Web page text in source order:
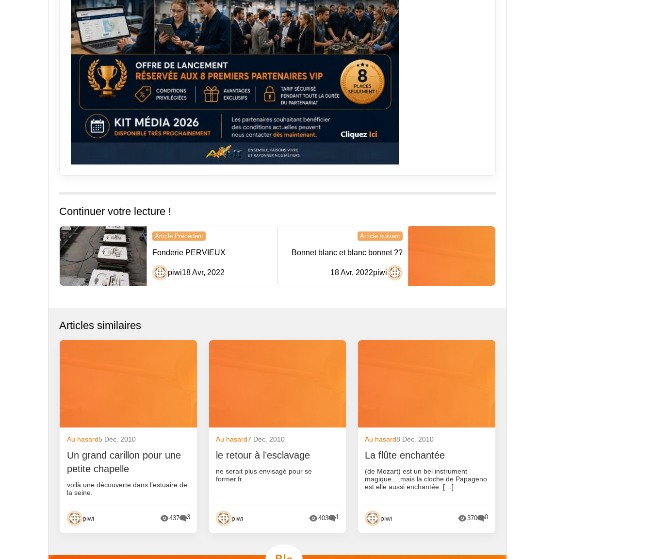
Continuer votre lecture !
Navigation
de
l’article
Article Précédent
Fonderie PERVIEUX
piwi18 Avr, 2022
Article suivant
Bonnet blanc et blanc bonnet ??
piwi
18 Avr, 2022
Articles similaires
Au hasard5 Déc. 2010
Un grand carillon pour une
petite chapelle
voilà une découverte dans l’estuaire de
la seine.
piwi 437 3
Au hasard7 Déc. 2010
le retour à l’esclavage
ne serait plus envisagé pour se
former.fr
piwi 403 1
Au hasard8 Déc. 2010
La flûte enchantée
(de Mozart) est un bel instrument
magique….mais la cloche de Papageno
est elle aussi enchantée. […]
piwi 370 0